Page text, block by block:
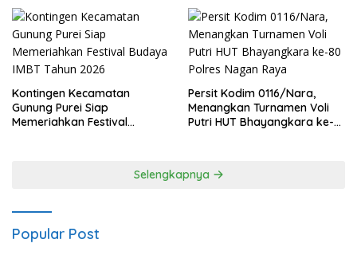
Kontingen Kecamatan
Gunung Purei Siap
Memeriahkan Festival
Persit Kodim 0116/Nara,
Menangkan Turnamen Voli
Putri HUT Bhayangkara ke-
Selengkapnya
Popular Post